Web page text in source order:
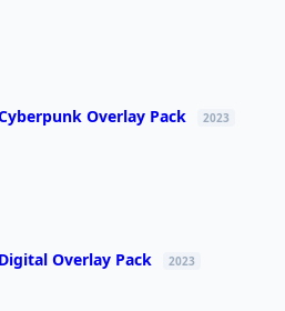
Overlay Pack 2023
Overlay Pack 2023